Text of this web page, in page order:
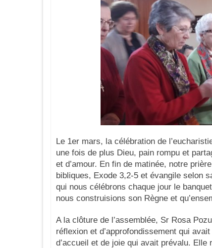
Le 1er mars, la célébration de
une fois de plus Dieu, pain rompu et
et d’amour. En fin de matinée, notre
bibliques, Exode 3,2-5 et évangile selon
qui nous célébrons chaque jour le
nous construisions son Règne et
A la clôture de l’assemblée, Sr Rosa
réflexion et d’approfondissement qui
d’accueil et de joie qui avait prévalu.